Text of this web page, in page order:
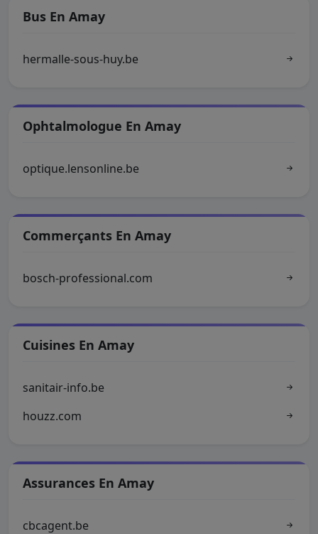
Bus En Amay
hermalle-sous-huy.be
Ophtalmologue En Amay
optique.lensonline.be
Commerçants En Amay
bosch-professional.com
Cuisines En Amay
sanitair-info.be
houzz.com
Assurances En Amay
cbcagent.be